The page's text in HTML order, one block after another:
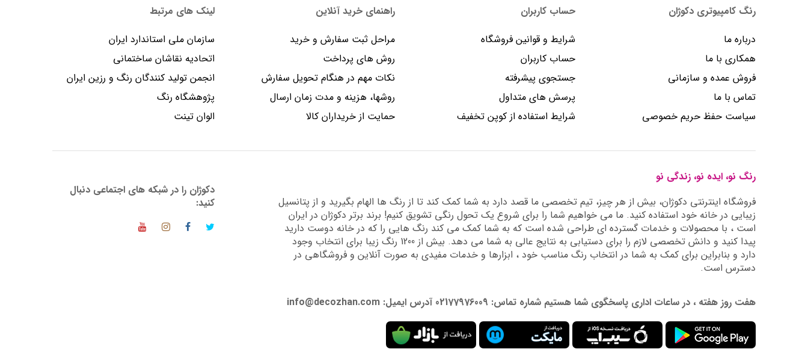
رنگ کامپیوتری دکوژان
درباره ما
همکاری با ما
فروش عمده و سازمانی
تماس با ما
سیاست حفظ حریم خصوصی
حساب کاربران
شرایط و قوانین فروشگاه
حساب کاربران
جستجوی پیشرفته
پرسش های متداول
شرایط استفاده از کوپن تخفیف
راهنمای خرید آنلاین
مراحل ثبت سفارش و خرید
روش های پرداخت
نکات مهم در هنگام تحویل سفارش
روشها، هزینه و مدت زمان ارسال
حمایت از خریداران کالا
لینک های مرتبط
سازمان ملی استاندارد ایران
اتحادیه نقاشان ساختمانی
انجمن توليد كنندگان رنگ و رزين ايران
پژوهشگاه رنگ
الوان تینت
رنگ نو، ایده نو، زندگی نو
فروشگاه اینترنتی دکوژان، بیش از هر چیز، تیم تخصصی ما قصد دارد به شما کمک کند تا از رنگ ها الهام بگیرید و از پتانسیل
زیبایی در خانه خود استفاده کنید. ما می خواهیم شما را برای شروع یک تحول رنگی تشویق کنیم! برند برتر دکوژان در ایران
است ، با محصولات و خدمات گسترده ای طراحی شده است که به شما کمک می کند رنگ هایی را که در خانه دوست دارید
پیدا کنید و دانش تخصصی لازم را برای دستیابی به نتایج عالی به شما می دهد. بیش از 1200 رنگ زیبا برای انتخاب وجود
دارد و بنابراین برای کمک به شما در انتخاب رنگ مناسب خود ، ابزارها و خدمات مفیدی به صورت آنلاین و فروشگاهی در
دسترس است.
هفت روز هفته ، در ساعات اداری پاسخگوی شما هستیم شماره تماس: 02177976009 آدرس ایمیل: info@decozhan.com
دکوژان را در شبکه های اجتماعی دنبال
کنید: